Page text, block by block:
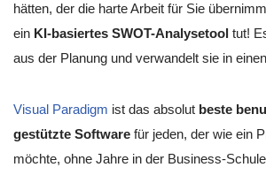
hätten, der die harte Arbeit für Sie
ein KI-basiertes SWOT-Analysetool tut!
aus der Planung und verwandelt sie in
Visual Paradigm ist das absolut beste
gestützte Software für jeden, der wie ein
möchte, ohne Jahre in der Business-